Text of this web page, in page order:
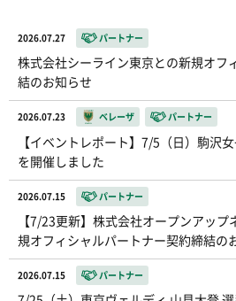
2026.07.27 パートナー
株式会社シーライン東京との新規オフ
結のお知らせ
2026.07.23 ベレーザ パートナー
【イベントレポート】7/5（日）駒沢
を開催しました
2026.07.15 パートナー
【7/23更新】株式会社オープンアッ
規オフィシャルパートナー契約締結の
2026.07.15 パートナー